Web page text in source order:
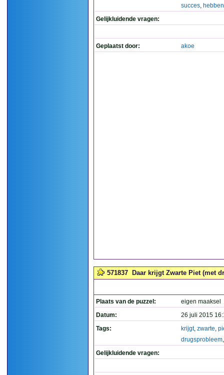
succes, hebben
Gelijkluidende vragen:
Geplaatst door: akoe
571837 Daar krijgt Zwarte Piet (met
Plaats van de puzzel:
eigen maaksel
Datum:
26 juli 2015
Tags:
krijgt, zwarte,
drugsprobleem
Gelijkluidende vragen: